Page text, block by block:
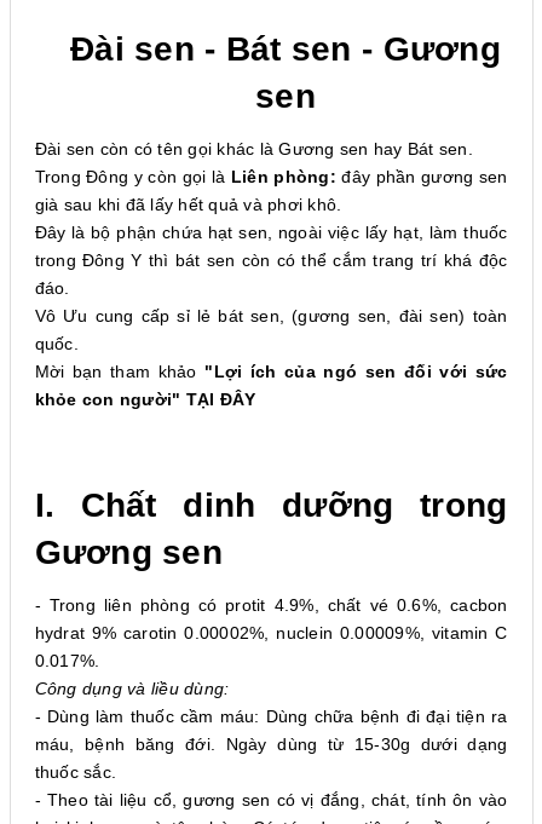
Đài sen - Bát sen - Gương
sen
Đài sen còn có tên gọi khác là Gương sen hay Bát sen.
Trong Đông y còn gọi là Liên phòng:đây phần gương sen
già sau khi đã lấy hết quả và phơi khô.
Đây là bộ phận chứa hạt sen, ngoài việc lấy hạt, làm thuốc
trong Đông Y thì bát sen còn có thể cắm trang trí khá độc
đáo.
Vô Ưu cung cấp sỉ lẻ bát sen, (gương sen, đài sen) toàn
quốc.
Mời bạn tham khảo "Lợi ích của ngó sen đối với sức
khỏe con người" TẠI ĐÂY
I. Chất dinh dưỡng trong
Gương sen
- Trong liên phòng có protit 4.9%, chất vé 0.6%, cacbon
hydrat 9% carotin 0.00002%, nuclein 0.00009%, vitamin C
0.017%.
Công dụng và liều dùng:
- Dùng làm thuốc cầm máu: Dùng chữa bệnh đi đại tiện ra
máu, bệnh băng đới. Ngày dùng từ 15-30g dưới dạng
thuốc sắc.
- Theo tài liệu cổ, gương sen có vị đắng, chát, tính ôn vào